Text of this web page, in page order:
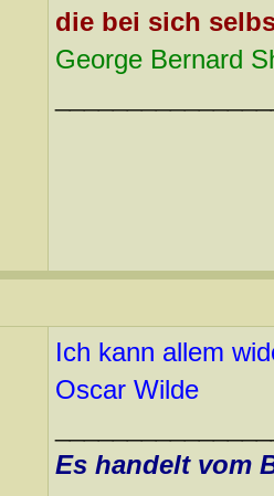
die bei sich
George Bernard
Ich kann allem
Oscar Wilde
Es handelt vom